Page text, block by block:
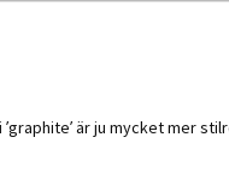
är ju mycket mer